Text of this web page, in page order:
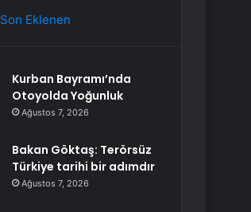
Son Eklenen
Kurban Bayramı’nda
Otoyolda Yoğunluk
Ağustos 7, 2026
Bakan Göktaş: Terörsüz
Türkiye tarihi bir adımdır
Ağustos 7, 2026